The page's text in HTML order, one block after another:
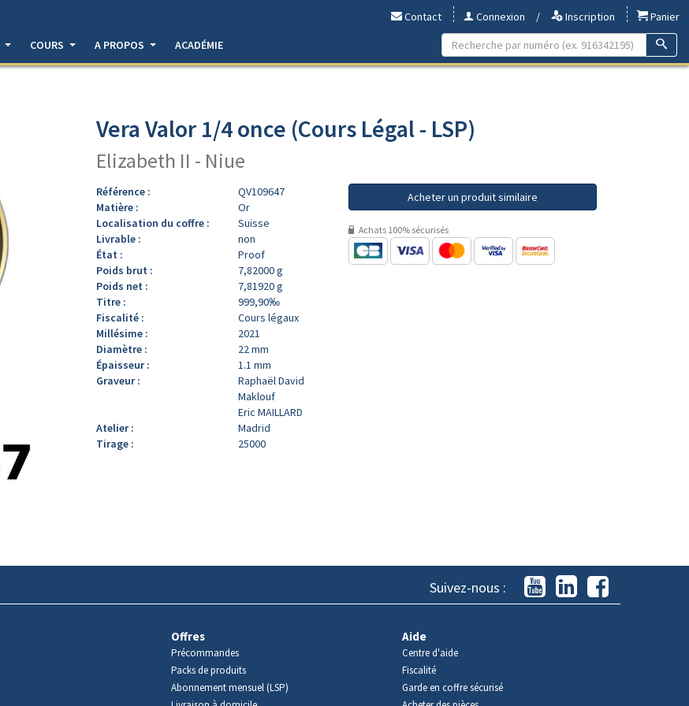
Contact Connexion / Inscription
Panier
COURS A PROPOS ACADÉMIE
Vera Valor 1/4 once (Cours Légal - LSP)
Elizabeth II - Niue
Référence :
QV109647
Matière :
Or
Localisation du coffre :
Suisse
Livrable :
non
État :
Proof
Poids brut :
7,82000 g
Poids net :
7,81920 g
Titre :
999,90‰
Fiscalité :
Cours légaux
Millésime :
2021
Diamètre :
22 mm
Épaisseur :
1.1 mm
Graveur :
Raphaël David
Maklouf
Eric MAILLARD
Atelier :
Madrid
Tirage :
25000
Acheter un produit similaire
Achats 100% sécurisés
Suivez-nous :
Offres
Précommandes
Packs de produits
Abonnement mensuel (LSP)
Aide
Centre d'aide
Fiscalité
Garde en coffre sécurisé